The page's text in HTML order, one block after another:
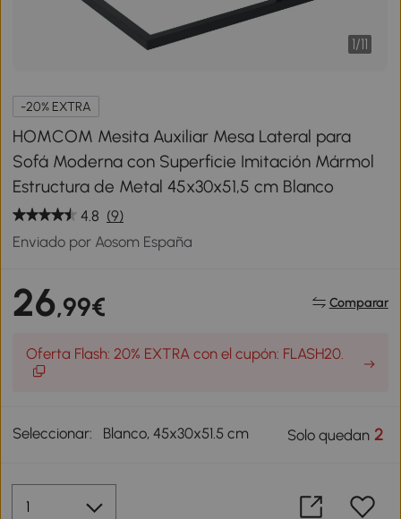
1/11
-20% EXTRA
HOMCOM Mesita Auxiliar Mesa Lateral para
Sofá Moderna con Superficie Imitación Mármol
Estructura de Metal 45x30x51,5 cm Blanco
4.8 (9)
Enviado por Aosom España
26,99€ Comparar
Oferta Flash: 20% EXTRA con el cupón: FLASH20.
Seleccionar: Blanco, 45x30x51.5 cm Solo quedan2